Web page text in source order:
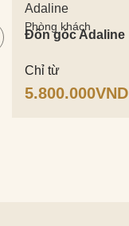
Phòng khách
Đôn góc Adaline
Chỉ từ
5.800.000VND